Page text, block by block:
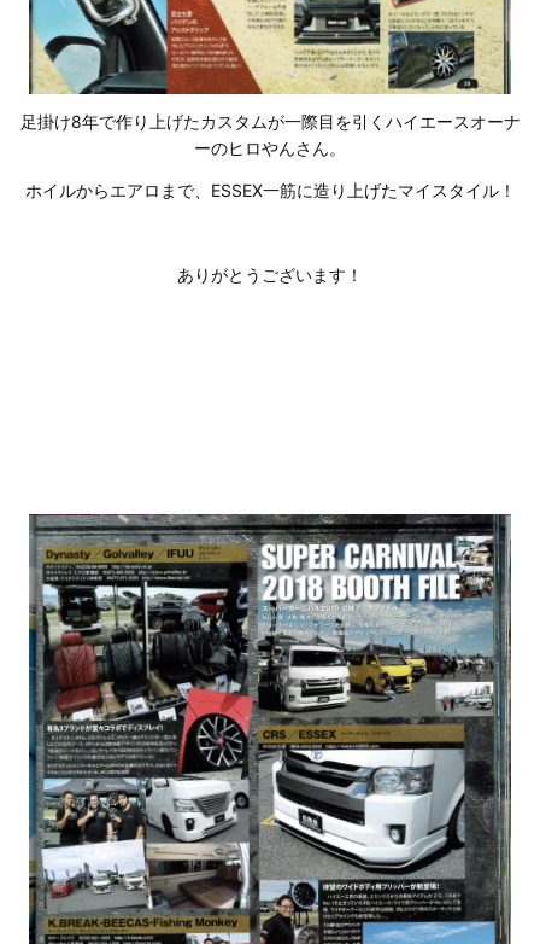
足掛け8年で作り上げたカスタムが一際目を引くハイエースオーナ
ーのヒロやんさん。
ホイルからエアロまで、ESSEX一筋に造り上げたマイスタイル！
ありがとうございます！